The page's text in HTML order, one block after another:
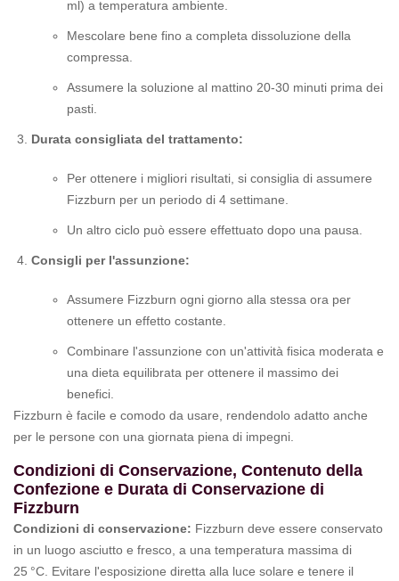
ml) a temperatura ambiente.
Mescolare bene fino a completa dissoluzione della
compressa.
Assumere la soluzione al mattino 20-30 minuti prima dei
pasti.
Durata consigliata del trattamento:
Per ottenere i migliori risultati, si consiglia di assumere
Fizzburn per un periodo di 4 settimane.
Un altro ciclo può essere effettuato dopo una pausa.
Consigli per l'assunzione:
Assumere Fizzburn ogni giorno alla stessa ora per
ottenere un effetto costante.
Combinare l'assunzione con un'attività fisica moderata e
una dieta equilibrata per ottenere il massimo dei
benefici.
Fizzburn è facile e comodo da usare, rendendolo adatto anche
per le persone con una giornata piena di impegni.
Condizioni di Conservazione, Contenuto della
Confezione e Durata di Conservazione di
Fizzburn
Condizioni di conservazione: Fizzburn deve essere conservato
in un luogo asciutto e fresco, a una temperatura massima di
25 °C. Evitare l'esposizione diretta alla luce solare e tenere il